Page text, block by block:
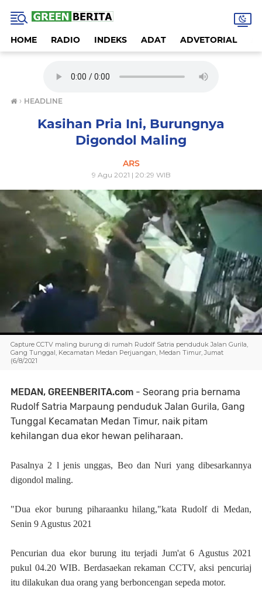
HOME RADIO INDEKS ADAT ADVETORIAL
› HEADLINE
Kasihan Pria Ini, Burungnya
Digondol Maling
ARS
9 Agu 2021 | 20:29 WIB
Capture CCTV maling burung di rumah Rudolf Satria penduduk Jalan Gurila,
Gang Tunggal, Kecamatan Medan Perjuangan, Medan Timur, Jumat
(6/8/2021
MEDAN, GREENBERITA.com - Seorang pria bernama
Rudolf Satria Marpaung penduduk Jalan Gurila, Gang
Tunggal Kecamatan Medan Timur, naik pitam
kehilangan dua ekor hewan peliharaan.
Pasalnya 2 l jenis unggas, Beo dan Nuri yang dibesarkannya
digondol maling.
"Dua ekor burung piharaanku hilang,"kata Rudolf di Medan,
Senin 9 Agustus 2021
Pencurian dua ekor burung itu terjadi Jum'at 6 Agustus 2021
pukul 04.20 WIB. Berdasaekan rekaman CCTV, aksi pencuriaj
itu dilakukan dua orang yang berboncengan sepeda motor.